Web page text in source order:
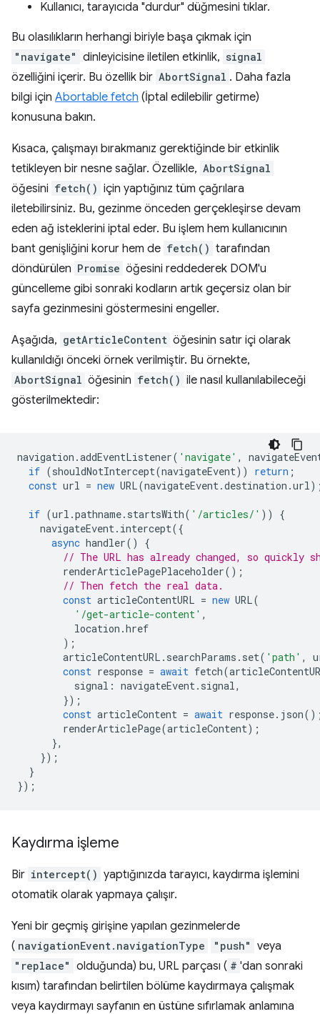
Kullanıcı, tarayıcıda "durdur" düğmesini tıklar.
Bu olasılıkların herhangi biriyle başa çıkmak için
"navigate" dinleyicisine iletilen etkinlik, signal
özelliğini içerir. Bu özellik bir AbortSignal . Daha fazla
bilgi için Abortable fetch (İptal edilebilir getirme)
konusuna bakın.
Kısaca, çalışmayı bırakmanız gerektiğinde bir etkinlik
tetikleyen bir nesne sağlar. Özellikle, AbortSignal
öğesini fetch() için yaptığınız tüm çağrılara
iletebilirsiniz. Bu, gezinme önceden gerçekleşirse devam
eden ağ isteklerini iptal eder. Bu işlem hem kullanıcının
bant genişliğini korur hem de fetch() tarafından
döndürülen Promise öğesini reddederek DOM'u
güncelleme gibi sonraki kodların artık geçersiz olan bir
sayfa gezinmesini göstermesini engeller.
Aşağıda, getArticleContent öğesinin satır içi olarak
kullanıldığı önceki örnek verilmiştir. Bu örnekte,
AbortSignal öğesinin fetch() ile nasıl kullanılabileceği
gösterilmektedir:
navigation .addEventListener( 'navigate' ,
if (shouldNotIntercept(navigateEvent)) return ;
const url = new URL(navigateEvent.destination .url
if (url .pathname. startsWith( '/articles/' ))
{
navigateEvent. intercept({
async handler()
{
// The URL has already changed, so quickly
renderArticlePagePlaceholder();
// Then fetch the real data.
const articleContentURL = new URL(
'/get-article-content' ,
location .href
);
articleContentURL . searchParams . set( 'path' ,
const response = await fetch(
signal : navigateEvent. signal,
});
const articleContent = await response. json
renderArticlePage(articleContent);
},
});
}
});
Kaydırma işleme
Bir intercept() yaptığınızda tarayıcı, kaydırma işlemini
otomatik olarak yapmaya çalışır.
Yeni bir geçmiş girişine yapılan gezinmelerde
( navigationEvent.navigationType "push" veya
"replace" olduğunda) bu, URL parçası ( # 'dan sonraki
kısım) tarafından belirtilen bölüme kaydırmaya çalışmak
veya kaydırmayı sayfanın en üstüne sıfırlamak anlamına